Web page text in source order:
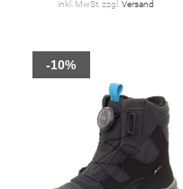
inkl. MwSt. zzgl. Versand
-10%